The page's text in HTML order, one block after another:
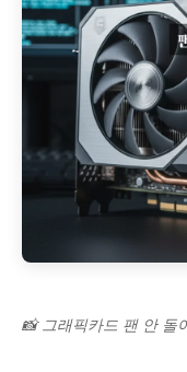
📸 그래픽카드 팬 안 돌